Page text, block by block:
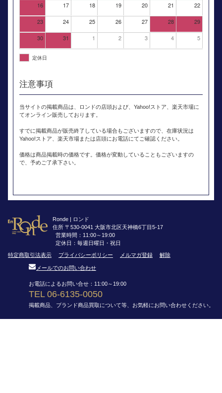
16 17 18 19 20 21 22
23 24 25 26 27 28 29
30 31 1 2 3 4 5
定休日
注意事項
当サイトの掲載商品は、ロンドの店頭および、Yahoo!ストア、楽天市場に
てオンライン販売しております。
すでに掲載商品が販売終了している場合もございますので、在庫状況は
Yahoo!ストア、楽天市場または店頭にお電話にてご確認ください。
価格は商品掲載時の価格です。価格が変動していることもございますの
で、予めご了承下さい。
Ronde | ロンド
住所 〒530-0041 大阪市北区天神橋6丁目5-17
営業時間：11:00～19:00
定休日：毎週日曜日・祝日
特定商取引法表示
プライバシーポリシー メルマガ登録 解除
メールでのお問い合わせ
お電話によるお問い合せ：11:00～19:00
TEL 06-6135-0050
掲載商品、ブランド商品買取について等、お気軽にお問い合わせください。